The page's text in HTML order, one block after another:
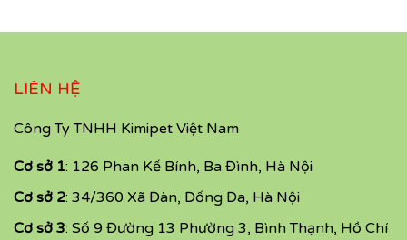
LIÊN HỆ
Công Ty TNHH Kimipet Việt Nam
Cơ sở 1: 126 Phan Kế Bính, Ba Đình, Hà Nội
Cơ sở 2: 34/360 Xã Đàn, Đống Đa, Hà Nội
Cơ sở 3: Số 9 Đường 13 Phường 3, Bình Thạnh, Hồ Chí